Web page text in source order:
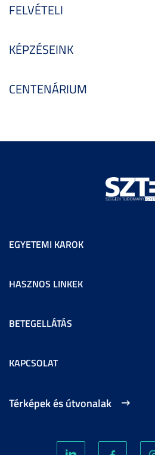
FELVÉTELI
KÉPZÉSEINK
CENTENÁRIUM
EGYETEMI KAROK
HASZNOS LINKEK
BETEGELLÁTÁS
KAPCSOLAT
Térképek és útvonalak